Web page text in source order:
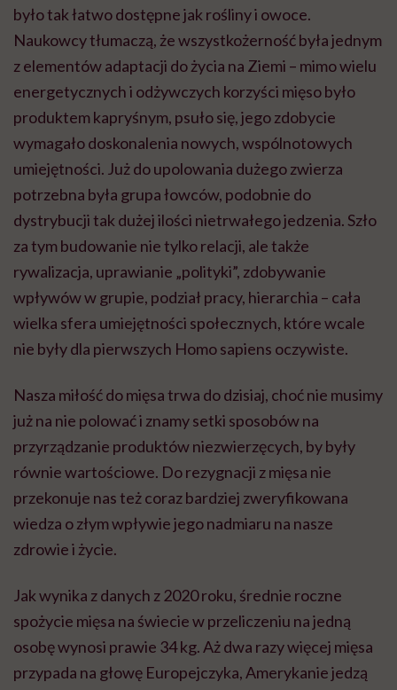
było tak łatwo dostępne jak rośliny i owoce.
Naukowcy tłumaczą, że wszystkożerność była jednym
z elementów adaptacji do życia na Ziemi – mimo wielu
energetycznych i odżywczych korzyści mięso było
produktem kapryśnym, psuło się, jego zdobycie
wymagało doskonalenia nowych, wspólnotowych
umiejętności. Już do upolowania dużego zwierza
potrzebna była grupa łowców, podobnie do
dystrybucji tak dużej ilości nietrwałego jedzenia. Szło
za tym budowanie nie tylko relacji, ale także
rywalizacja, uprawianie „polityki”, zdobywanie
wpływów w grupie, podział pracy, hierarchia – cała
wielka sfera umiejętności społecznych, które wcale
nie były dla pierwszych Homo sapiens oczywiste.
Nasza miłość do mięsa trwa do dzisiaj, choć nie musimy
już na nie polować i znamy setki sposobów na
przyrządzanie produktów niezwierzęcych, by były
równie wartościowe. Do rezygnacji z mięsa nie
przekonuje nas też coraz bardziej zweryfikowana
wiedza o złym wpływie jego nadmiaru na nasze
zdrowie i życie.
Jak wynika z danych z 2020 roku, średnie roczne
spożycie mięsa na świecie w przeliczeniu na jedną
osobę wynosi prawie 34 kg. Aż dwa razy więcej mięsa
przypada na głowę Europejczyka, Amerykanie jedzą